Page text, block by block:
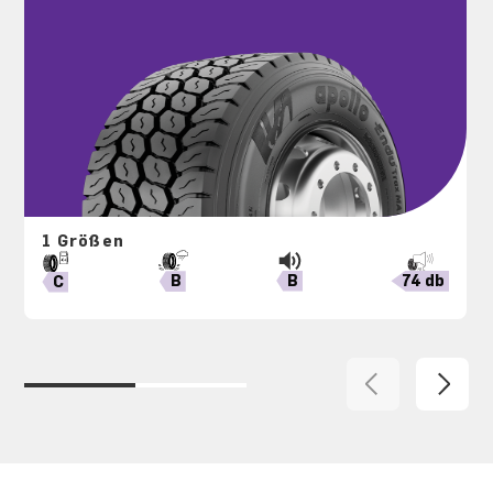
1 Größen
C B B 74 db